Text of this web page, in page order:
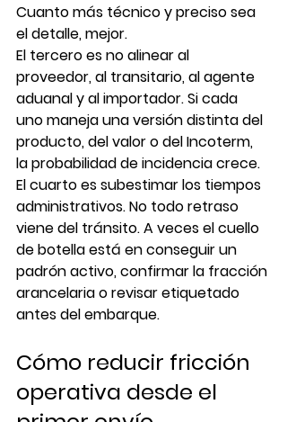
Cuanto más técnico y preciso sea
el detalle, mejor.
El tercero es no alinear al
proveedor, al transitario, al agente
aduanal y al importador. Si cada
uno maneja una versión distinta del
producto, del valor o del Incoterm,
la probabilidad de incidencia crece.
El cuarto es subestimar los tiempos
administrativos. No todo retraso
viene del tránsito. A veces el cuello
de botella está en conseguir un
padrón activo, confirmar la fracción
arancelaria o revisar etiquetado
antes del embarque.
Cómo reducir fricción
operativa desde el